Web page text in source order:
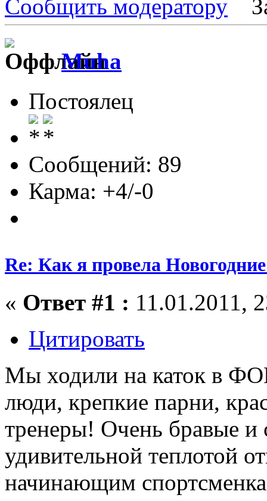
Сообщить модератору
Muha
Постоялец
Сообщений: 89
Карма: +4/-0
Re: Как я провела
« Ответ #1 : 11.01.2011,
Цитировать
Мы ходили на каток в
люди, крепкие парни,
тренеры! Очень бравые и
удивительной теплотой
начинающим